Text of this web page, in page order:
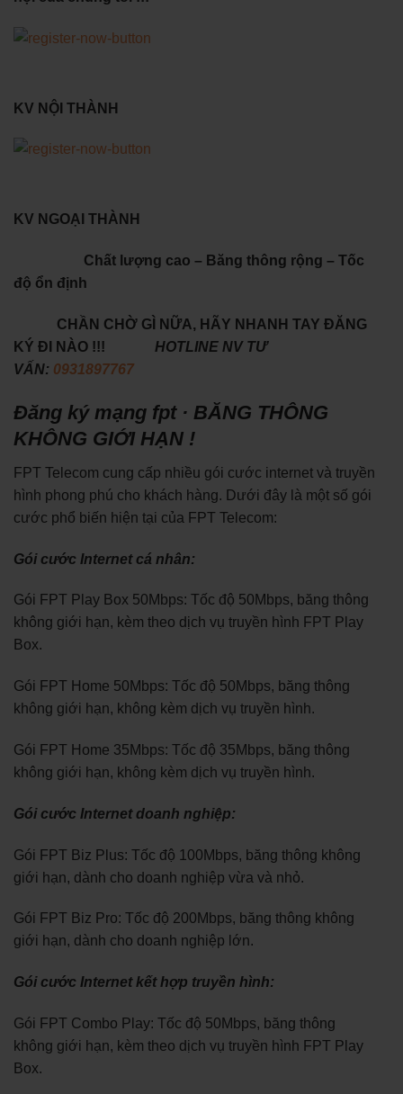
KV NỘI THÀNH
KV NGOẠI THÀNH
Chất lượng cao – Băng thông rộng – Tốc
độ ổn định
CHẦN CHỜ GÌ NỮA, HÃY NHANH TAY ĐĂNG
KÝ ĐI NÀO !!!
HOTLINE NV TƯ
VẤN: 0931897767
Đăng ký mạng fpt · BĂNG THÔNG
KHÔNG GIỚI HẠN !
FPT Telecom cung cấp nhiều gói cước internet và truyền
hình phong phú cho khách hàng. Dưới đây là một số gói
cước phổ biến hiện tại của FPT Telecom:
Gói cước Internet cá nhân:
Gói FPT Play Box 50Mbps: Tốc độ 50Mbps, băng thông
không giới hạn, kèm theo dịch vụ truyền hình FPT Play
Box.
Gói FPT Home 50Mbps: Tốc độ 50Mbps, băng thông
không giới hạn, không kèm dịch vụ truyền hình.
Gói FPT Home 35Mbps: Tốc độ 35Mbps, băng thông
không giới hạn, không kèm dịch vụ truyền hình.
Gói cước Internet doanh nghiệp:
Gói FPT Biz Plus: Tốc độ 100Mbps, băng thông không
giới hạn, dành cho doanh nghiệp vừa và nhỏ.
Gói FPT Biz Pro: Tốc độ 200Mbps, băng thông không
giới hạn, dành cho doanh nghiệp lớn.
Gói cước Internet kết hợp truyền hình:
Gói FPT Combo Play: Tốc độ 50Mbps, băng thông
không giới hạn, kèm theo dịch vụ truyền hình FPT Play
Box.